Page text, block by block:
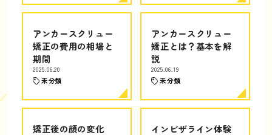
アンカースクリュー
矯正の費用の相場と
期間
2025.06.20
未分類
アンカースクリュー
矯正とは？基本を解
説
2025.06.19
未分類
矯正後の顔の変化
インビザライン体験